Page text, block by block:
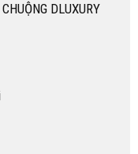
DLUXURY